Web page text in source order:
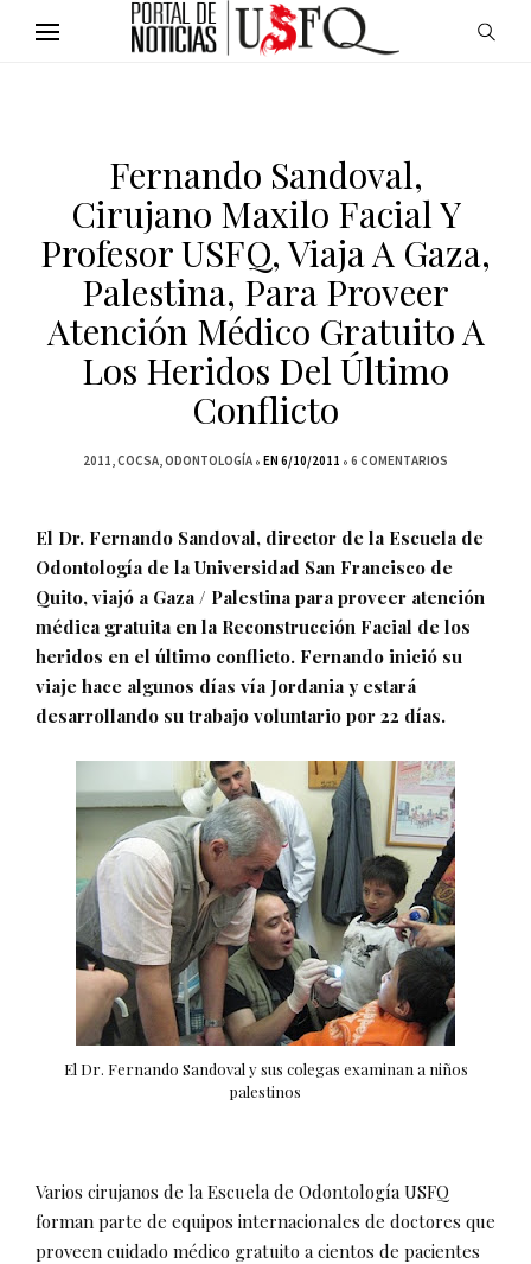
Fernando Sandoval,
Cirujano Maxilo Facial Y
Profesor USFQ, Viaja A Gaza,
Palestina, Para Proveer
Atención Médico Gratuito A
Los Heridos Del Último
Conflicto
2011 COCSA ODONTOLOGÍA EN 6/10/2011 6 COMENTARIOS
El Dr. Fernando Sandoval, director de la Escuela de
Odontología de la Universidad San Francisco de
Quito, viajó a Gaza / Palestina para proveer atención
médica gratuita en la Reconstrucción Facial de los
heridos en el último conflicto. Fernando inició su
viaje hace algunos días vía Jordania y estará
desarrollando su trabajo voluntario por 22 días.
El Dr. Fernando Sandoval y sus colegas examinan a niños
palestinos
Varios cirujanos de la Escuela de Odontología USFQ
forman parte de equipos internacionales de doctores que
proveen cuidado médico gratuito a cientos de pacientes